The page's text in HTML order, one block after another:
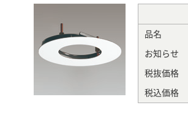
品名
お知らせ
税抜価格
税込価格